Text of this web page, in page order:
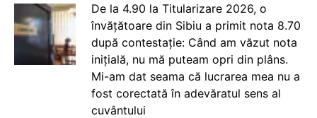
De la 4.90 la Titularizare 2026, o
învățătoare din Sibiu a primit nota 8.70
după contestație: Când am văzut nota
inițială, nu mă puteam opri din plâns.
Mi-am dat seama că lucrarea mea nu a
fost corectată în adevăratul sens al
cuvântului